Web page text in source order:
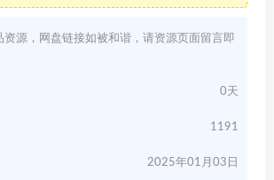
资源，网盘链接如被和谐，请资源页面留言即
0天
1191
2025年01月03日